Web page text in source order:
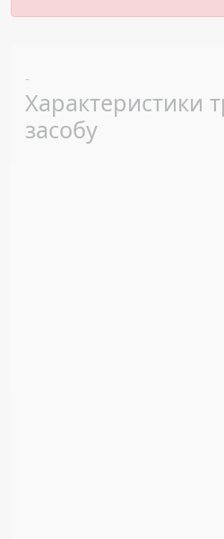
-
Характеристики
засобу